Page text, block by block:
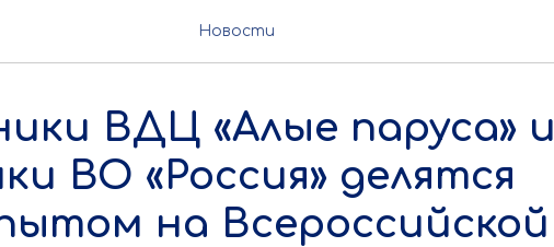
Новости
ВДЦ «Алые паруса» и
ВО «Россия» делятся
на Всероссийской